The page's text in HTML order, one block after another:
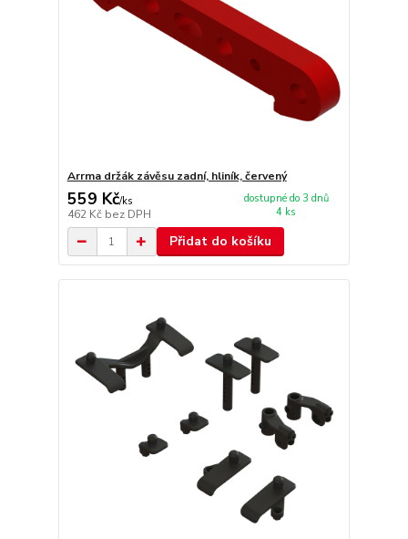
Arrma držák závěsu zadní, hliník, červený
559 Kč/ks
462 Kč bez DPH
dostupné do 3 dnů
4 ks
Přidat do košíku